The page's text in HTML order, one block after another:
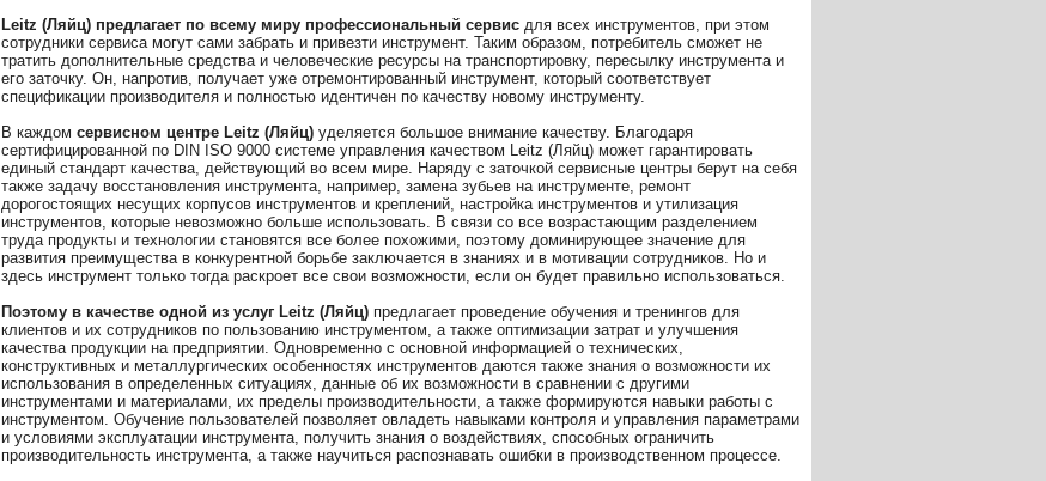
Leitz (Ляйц) предлагает по всему миру профессиональный сервис для всех инструментов, при этом
сотрудники сервиса могут сами забрать и привезти инструмент. Таким образом, потребитель сможет не
тратить дополнительные средства и человеческие ресурсы на транспортировку, пересылку инструмента и
его заточку. Он, напротив, получает уже отремонтированный инструмент, который соответствует
спецификации производителя и полностью идентичен по качеству новому инструменту.
В каждом сервисном центре Leitz (Ляйц) уделяется большое внимание качеству. Благодаря
сертифицированной по DIN ISO 9000 системе управления качеством Leitz (Ляйц) может гарантировать
единый стандарт качества, действующий во всем мире. Наряду с заточкой сервисные центры берут на себя
также задачу восстановления инструмента, например, замена зубьев на инструменте, ремонт
дорогостоящих несущих корпусов инструментов и креплений, настройка инструментов и утилизация
инструментов, которые невозможно больше использовать. В связи со все возрастающим разделением
труда продукты и технологии становятся все более похожими, поэтому доминирующее значение для
развития преимущества в конкурентной борьбе заключается в знаниях и в мотивации сотрудников. Но и
здесь инструмент только тогда раскроет все свои возможности, если он будет правильно использоваться.
Поэтому в качестве одной из услуг Leitz (Ляйц) предлагает проведение обучения и тренингов для
клиентов и их сотрудников по пользованию инструментом, а также оптимизации затрат и улучшения
качества продукции на предприятии. Одновременно с основной информацией о технических,
конструктивных и металлургических особенностях инструментов даются также знания о возможности их
использования в определенных ситуациях, данные об их возможности в сравнении с другими
инструментами и материалами, их пределы производительности, а также формируются навыки работы с
инструментом. Обучение пользователей позволяет овладеть навыками контроля и управления параметрами
и условиями эксплуатации инструмента, получить знания о воздействиях, способных ограничить
производительность инструмента, а также научиться распознавать ошибки в производственном процессе.